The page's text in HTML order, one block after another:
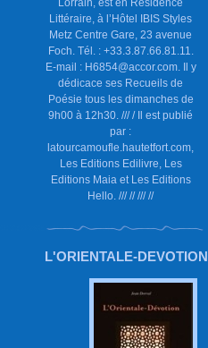
Littéraire, à l’Hôtel IBIS Styles
Metz Centre Gare, 23 avenue
Foch. Tél. : +33.3.87.66.81.11.
E-mail : H6854@accor.com. Il y
dédicace ses Recueils de
Poésie tous les dimanches de
9h00 à 12h30. /// / Il est publié
par :
latourcamoufle.hautetfort.com,
Les Editions Edilivre, Les
Editions Maia et Les Editions
Hello. /// // /// //
L'ORIENTALE-DEVOTION